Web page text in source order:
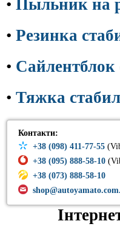
• Пыльник на
• Резинка
• Сайлентблок
• Тяжка
Контакти:
+38 (098) 411-77-55
+38 (095) 888-58-10
+38 (073) 888-58-10